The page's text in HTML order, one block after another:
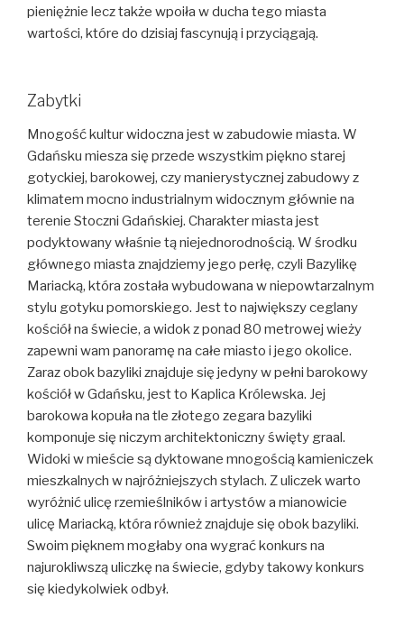
pieniężnie lecz także wpoiła w ducha tego miasta
wartości, które do dzisiaj fascynują i przyciągają.
Zabytki
Mnogość kultur widoczna jest w zabudowie miasta. W
Gdańsku miesza się przede wszystkim piękno starej
gotyckiej, barokowej, czy manierystycznej zabudowy z
klimatem mocno industrialnym widocznym głównie na
terenie Stoczni Gdańskiej. Charakter miasta jest
podyktowany właśnie tą niejednorodnością. W środku
głównego miasta znajdziemy jego perłę, czyli Bazylikę
Mariacką, która została wybudowana w niepowtarzalnym
stylu gotyku pomorskiego. Jest to największy ceglany
kościół na świecie, a widok z ponad 80 metrowej wieży
zapewni wam panoramę na całe miasto i jego okolice.
Zaraz obok bazyliki znajduje się jedyny w pełni barokowy
kościół w Gdańsku, jest to Kaplica Królewska. Jej
barokowa kopuła na tle złotego zegara bazyliki
komponuje się niczym architektoniczny święty graal.
Widoki w mieście są dyktowane mnogością kamieniczek
mieszkalnych w najróżniejszych stylach. Z uliczek warto
wyróżnić ulicę rzemieślników i artystów a mianowicie
ulicę Mariacką, która również znajduje się obok bazyliki.
Swoim pięknem mogłaby ona wygrać konkurs na
najurokliwszą uliczkę na świecie, gdyby takowy konkurs
się kiedykolwiek odbył.